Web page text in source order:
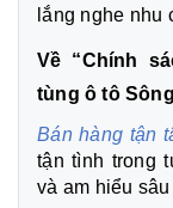
lắng nghe nhu
Về “Chính
tùng ô tô
Bán hàng tận
tận tình trong
và am hiểu